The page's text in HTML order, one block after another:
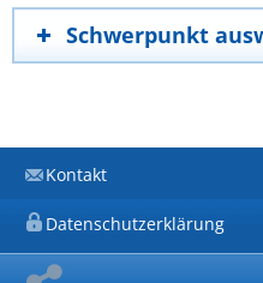
Schwerpunkt
Kontakt
Datenschutzerklärung